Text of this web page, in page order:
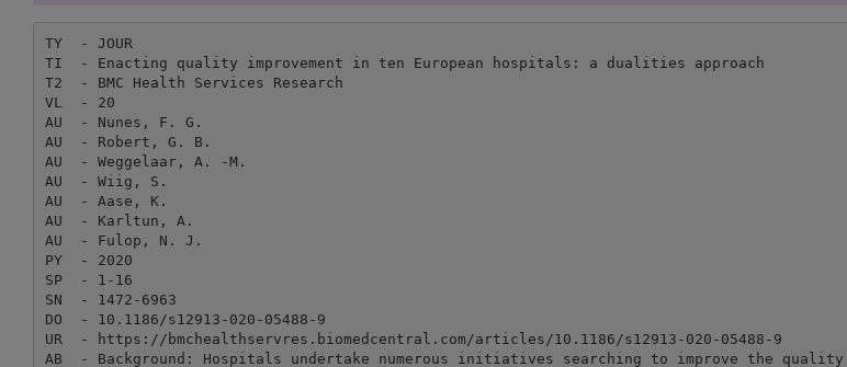
TY  - JOUR
TI  - Enacting quality improvement in ten European hospitals: a dualities approach
T2  - BMC Health Services Research
VL  - 20
AU  - Nunes, F. G.
AU  - Robert, G. B.
AU  - Weggelaar, A. -M.
AU  - Wiig, S.
AU  - Aase, K.
AU  - Karltun, A.
AU  - Fulop, N. J.
PY  - 2020
SP  - 1-16
SN  - 1472-6963
DO  - 10.1186/s12913-020-05488-9
UR  - https://bmchealthservres.biomedcentral.com/articles/10.1186/s12913-020-05488-9
AB  - Background: Hospitals undertake numerous initiatives searching to improve the